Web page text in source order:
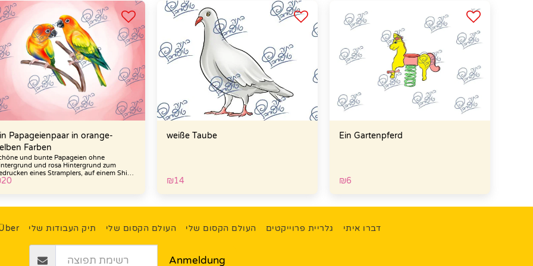
Papageienpaar in orange-
Farben
und bunte Papageien ohne
und rosa Hintergrund zum
eines Stramplers, auf einem Shirt,
in einem Kinderzimmer,
20
weiße Taube
₪14
Ein Gartenpferd
₪6
תיק העבודות שלי העולם הקסום שלי העולם הקסום שלי גלריית פרוייקטים דברו איתי
Anmeldung